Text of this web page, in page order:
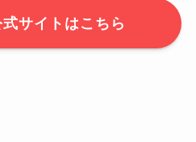
サイトはこちら